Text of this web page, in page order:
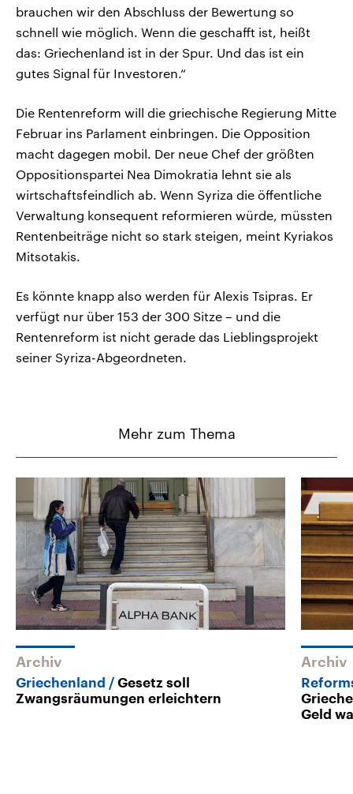
brauchen wir den Abschluss der Bewertung so
schnell wie möglich. Wenn die geschafft ist, heißt
das: Griechenland ist in der Spur. Und das ist ein
gutes Signal für Investoren.“
Die Rentenreform will die griechische Regierung Mitte
Februar ins Parlament einbringen. Die Opposition
macht dagegen mobil. Der neue Chef der größten
Oppositionspartei Nea Dimokratia lehnt sie als
wirtschaftsfeindlich ab. Wenn Syriza die öffentliche
Verwaltung konsequent reformieren würde, müssten
Rentenbeiträge nicht so stark steigen, meint Kyriakos
Mitsotakis.
Es könnte knapp also werden für Alexis Tsipras. Er
verfügt nur über 153 der 300 Sitze – und die
Rentenreform ist nicht gerade das Lieblingsprojekt
seiner Syriza-Abgeordneten.
Mehr zum Thema
Archiv
Griechenland
Gesetz soll
Zwangsräumungen erleichtern
Archiv
Geld